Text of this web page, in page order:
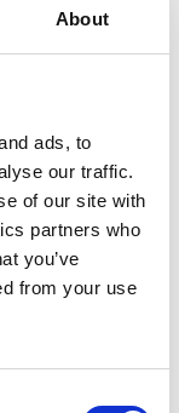
About
ads, to
our traffic.
of our site with
partners who
you’ve
from your use
play solution.